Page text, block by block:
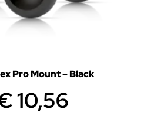
Pro Mount – Black
10,56